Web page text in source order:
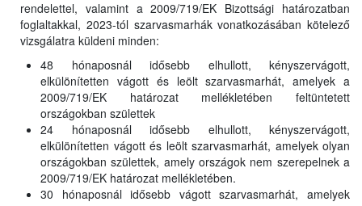
rendelettel, valamint a 2009/719/EK Bizottsági határozatban
foglaltakkal, 2023-tól szarvasmarhák vonatkozásában kötelező
vizsgálatra küldeni minden:
48 hónaposnál idősebb elhullott, kényszervágott,
elkülönítetten vágott és leölt szarvasmarhát, amelyek a
2009/719/EK határozat mellékletében feltüntetett
országokban születtek
24 hónaposnál idősebb elhullott, kényszervágott,
elkülönítetten vágott és leölt szarvasmarhát, amelyek olyan
országokban születtek, amely országok nem szerepelnek a
2009/719/EK határozat mellékletében.
30 hónaposnál idősebb vágott szarvasmarhát, amelyek